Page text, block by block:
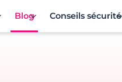
Blog Conseils sécurité